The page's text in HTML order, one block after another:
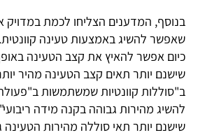
בנוסף, המדענים הצליחו לכמת במדויק
שאפשר להשיג באמצעות טעינה
כיום אפשר להאיץ את קצב הטעינה
שישנם יותר תאים קצב הטעינה מהיר
ב"סוללות קוונטיות שמשתמשות
להשיג מהירות גבוהה בקנה מידה
שישנם יותר תאי סוללה מהירות הטעינה